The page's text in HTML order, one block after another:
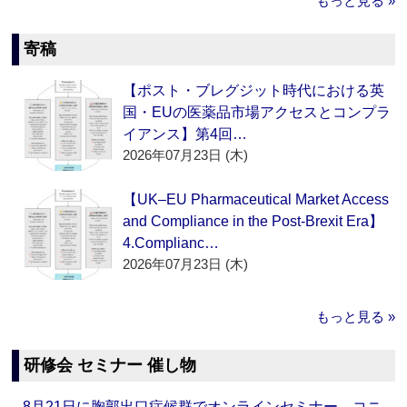
寄稿
【ポスト・ブレグジット時代における英
国・EUの医薬品市場アクセスとコンプラ
イアンス】第4回…
2026年07月23日 (木)
【UK–EU Pharmaceutical Market Access
and Compliance in the Post-Brexit Era】
4.Complianc…
2026年07月23日 (木)
もっと見る »
研修会 セミナー 催し物